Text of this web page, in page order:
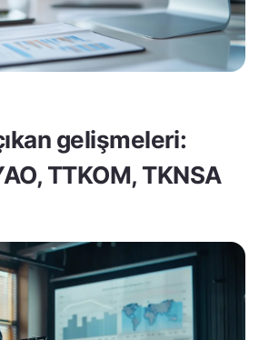
gelişmeleri:
TTKOM, TKNSA